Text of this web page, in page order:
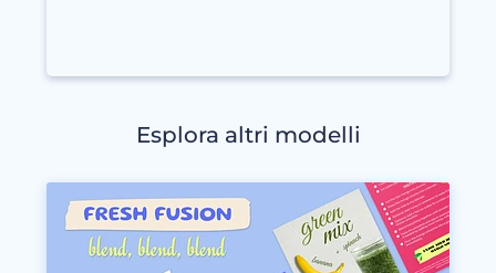
Esplora altri modelli